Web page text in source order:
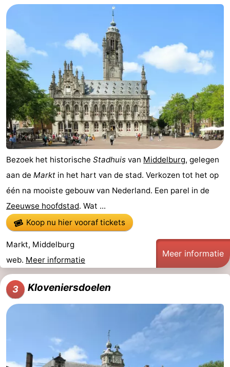
Bezoek het historische Stadhuis van Middelburg, gelegen
aan de Markt in het hart van de stad. Verkozen tot het op
één na mooiste gebouw van Nederland. Een parel in de
Zeeuwse hoofdstad. Wat ...
Koop nu hier vooraf tickets
Markt, Middelburg
web. Meer informatie
Meer informatie
3 Kloveniersdoelen